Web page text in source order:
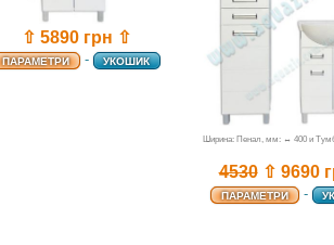
⇧ 5890 грн ⇧
ПАРАМЕТРИ - УКОШИК
Ширина: Пенал, мм: ↔ 400 и
4530 ⇧ 9690
ПАРАМЕТРИ -